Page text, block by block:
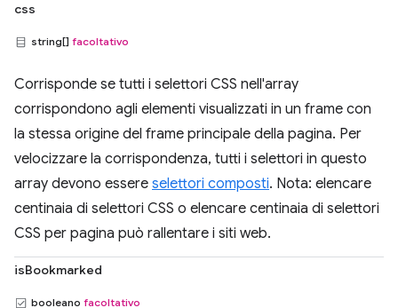
css
string[] facoltativo
Corrisponde se tutti i selettori CSS nell'array
corrispondono agli elementi visualizzati in un frame con
la stessa origine del frame principale della pagina. Per
velocizzare la corrispondenza, tutti i selettori in questo
array devono essere selettori composti. Nota: elencare
centinaia di selettori CSS o elencare centinaia di selettori
CSS per pagina può rallentare i siti web.
isBookmarked
booleano facoltativo